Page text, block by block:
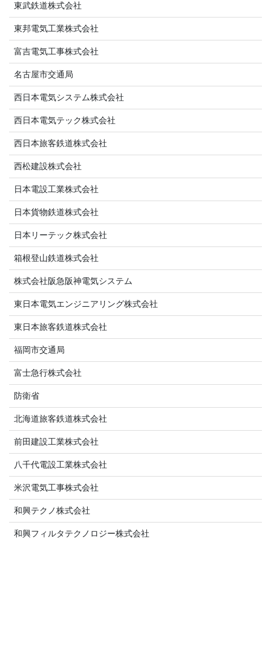
東武鉄道株式会社
東邦電気工業株式会社
富吉電気工事株式会社
名古屋市交通局
西日本電気システム株式会社
西日本電気テック株式会社
西日本旅客鉄道株式会社
西松建設株式会社
日本電設工業株式会社
日本貨物鉄道株式会社
日本リーテック株式会社
箱根登山鉄道株式会社
株式会社阪急阪神電気システム
東日本電気エンジニアリング株式会社
東日本旅客鉄道株式会社
福岡市交通局
富士急行株式会社
防衛省
北海道旅客鉄道株式会社
前田建設工業株式会社
八千代電設工業株式会社
米沢電気工事株式会社
和興テクノ株式会社
和興フィルタテクノロジー株式会社